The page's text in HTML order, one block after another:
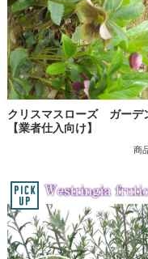
クリスマスローズ ガー
【業者仕入向け】
商